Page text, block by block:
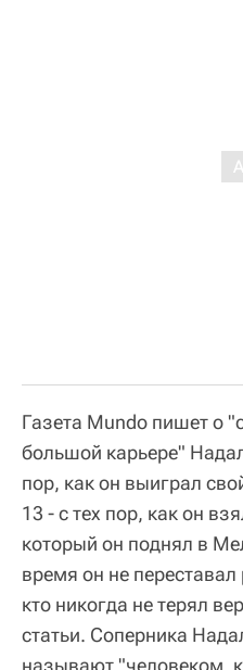
Газета Mundo пишет о
большой карьере"
пор, как он выиграл
13 - с тех пор, как он
который он поднял в
время он не переставал
кто никогда не терял
статьи. Соперника
называют "человеком,